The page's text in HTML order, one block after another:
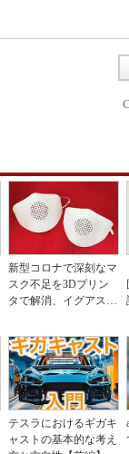
新型コロナで深刻なマ
スク不足を3Dプリン
タで解消、イグアスが
テスラにおけるギガキ
ャストの基本的な考え